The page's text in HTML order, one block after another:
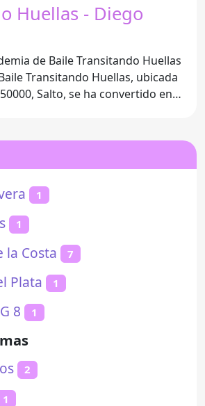
Huellas - Diego
de Baile Transitando Huellas
Transitando Huellas, ubicada
Salto, se ha convertido en
1
1
la Costa 7
Plata 1
8 1
2
1